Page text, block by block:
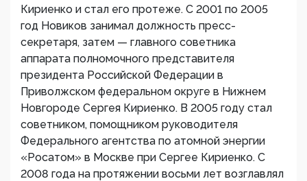
Кириенко и стал его протеже. С 2001 по 2005
год Новиков занимал должность пресс-
секретаря, затем — главного советника
аппарата полномочного представителя
президента Российской Федерации в
Приволжском федеральном округе в Нижнем
Новгороде Сергея Кириенко. В 2005 году стал
советником, помощником руководителя
Федерального агентства по атомной энергии
«Росатом» в Москве при Сергее Кириенко. С
2008 года на протяжении восьми лет возглавлял